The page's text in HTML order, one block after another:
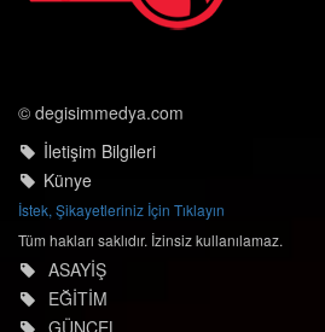
© degisimmedya.com
İletişim Bilgileri
Künye
İstek, Şikayetleriniz İçin Tıklayın
Tüm hakları saklıdır. İzinsiz kullanılamaz.
ASAYİŞ
EĞİTİM
GÜNCEL